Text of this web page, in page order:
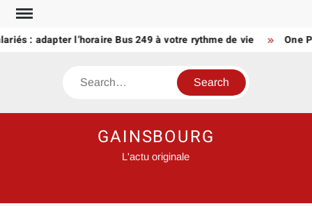
Skip
content: adapter l’horaire Bus 249 à votre rythme de vie One
Search
GAINSBOURG
L'actu originale